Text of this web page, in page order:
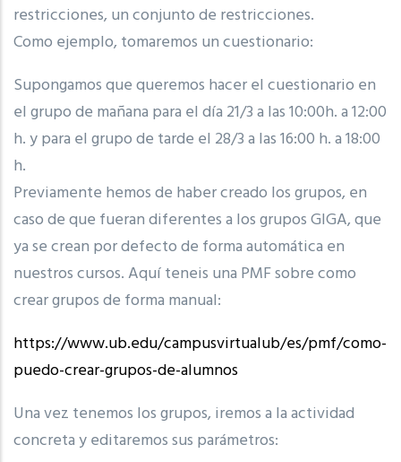
restricciones, un conjunto de restricciones.
Como ejemplo, tomaremos un cuestionario:
Supongamos que queremos hacer el cuestionario en
el grupo de mañana para el día 21/3 a las 10:00h.a 12:00
h.y para el grupo de tarde el 28/3 a las 16:00 h.a 18:00
h.
Previamente hemos de haber creado los grupos, en
caso de que fueran diferentes a los grupos GIGA, que
ya se crean por defecto de forma automática en
nuestros cursos.Aquí teneis una PMF sobre como
crear grupos de forma manual:
https://www.ub.edu/campusvirtualub/es/pmf/como-
puedo-crear-grupos-de-alumnos
Una vez tenemos los grupos, iremos a la actividad
concreta y editaremos sus parámetros: